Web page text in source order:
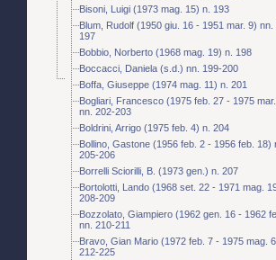
Bisoni, Luigi (1973 mag. 15) n. 193
Blum, Rudolf (1950 giu. 16 - 1951 mar. 9) nn.
197
Bobbio, Norberto (1968 mag. 19) n. 198
Boccacci, Daniela (s.d.) nn. 199-200
Boffa, Giuseppe (1974 mag. 11) n. 201
Bogliari, Francesco (1975 feb. 27 - 1975
nn. 202-203
Boldrini, Arrigo (1975 feb. 4) n. 204
Bollino, Gastone (1956 feb. 2 - 1956 feb. 18)
205-206
Borrelli Sciorilli, B. (1973 gen.) n. 207
Bortolotti, Lando (1968 set. 22 - 1971 mag.
208-209
Bozzolato, Giampiero (1962 gen. 16 - 1962
nn. 210-211
Bravo, Gian Mario (1972 feb. 7 - 1975 mag.
212-225